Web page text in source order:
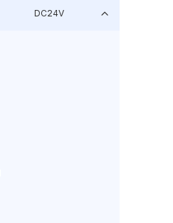
DC24V